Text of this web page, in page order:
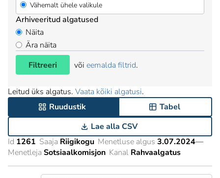
Vähemalt ühele valikule
Arhiveeritud algatused
Näita
Ära näita
Filtreeri
või eemalda filtrid.
Leitud üks algatus. Vaata kõiki algatusi.
Ruudustik
Tabel
Lae alla CSV
Id 1261 Saaja Riigikogu Menetluse algus 3.07.2024—
Menetleja Sotsiaalkomisjon Kanal Rahvaalgatus